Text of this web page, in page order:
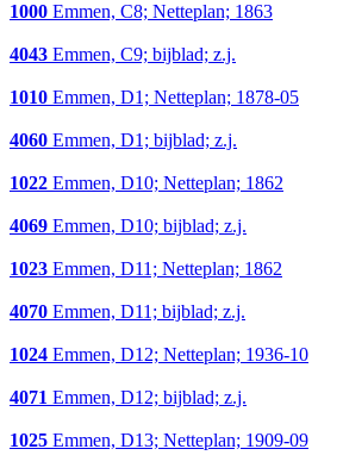
1000 Emmen, C8; Netteplan; 1863
4043 Emmen, C9; bijblad; z.j.
1010 Emmen, D1; Netteplan; 1878-05
4060 Emmen, D1; bijblad; z.j.
1022 Emmen, D10; Netteplan; 1862
4069 Emmen, D10; bijblad; z.j.
1023 Emmen, D11; Netteplan; 1862
4070 Emmen, D11; bijblad; z.j.
1024 Emmen, D12; Netteplan; 1936-10
4071 Emmen, D12; bijblad; z.j.
1025 Emmen, D13; Netteplan; 1909-09